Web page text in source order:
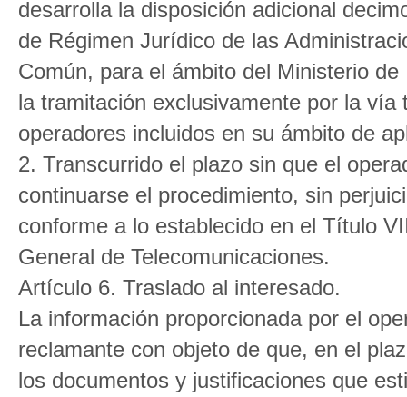
desarrolla la disposición adicional
de Régimen Jurídico de las
Común, para el ámbito del Ministerio
la tramitación exclusivamente por la
operadores incluidos en su ámbito de
2. Transcurrido el plazo sin que el
continuarse el procedimiento, sin
conforme a lo establecido en el Título
General de Telecomunicaciones.
Artículo 6. Traslado al interesado.
La información proporcionada por el
reclamante con objeto de que, en el
los documentos y justificaciones que